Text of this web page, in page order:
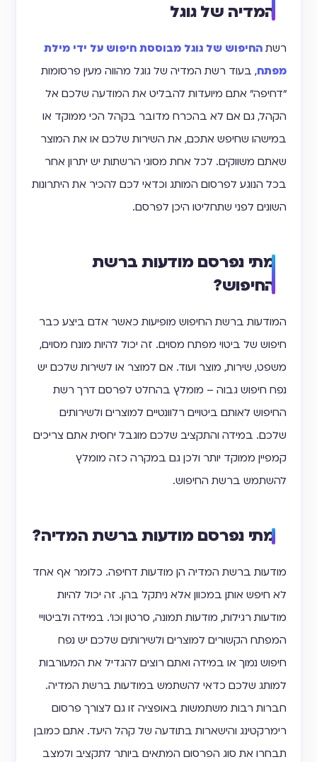
המדיה של גוגל
רשת החיפוש של גוגל מבוססת חיפוש על ידי מילת
מפתח, בעוד רשת המדיה של גוגל מהווה מעין פרסומות
"דחיפה" אתם מיועדות להבליט את המודעה שלכם אל
הקהל, גם אם לא בהכרח מדובר בקהל הכי ממוקד או
במישהו שחיפש אתכם, את השירות שלכם או את המוצר
שאתם משווקים. לכל אחת מסוגי הרשתות יש יתרון אחר
בכל הנוגע לפרסום המותג וכדאי לכם להכיר את היתרונות
השונים לפני שתחליטו היכן לפרסם.
מתי נפרסם מודעות ברשת
החיפוש?
המודעות ברשת החיפוש מופיעות כאשר אדם ביצע כבר
חיפוש של ביטוי מפתח מסוים. זה יכול להיות מונח מסוים,
משפט, שירות, מוצר ועוד. אם למוצר או לשירות שלכם יש
נפח חיפוש גבוה – מומלץ בהחלט לפרסם דרך רשת
החיפוש לאותם ביטויים רלוונטיים למוצרים ולשירותים
שלכם. במידה והתקציב שלכם מוגבל יחסית אתם צריכים
קמפיין ממוקד יותר ולכן גם במקרה כזה מומלץ
להשתמש ברשת החיפוש.
מתי נפרסם מודעות ברשת המדיה?
מודעות ברשת המדיה הן מודעות דחיפה. כלומר אף אחד
לא חיפש אותן במכוון אלא ניתקל בהן. זה יכול להיות
מודעות רגילות, מודעות תמונה, סרטון וכו'. במידה ולביטויי
המפתח הקשורים למוצרים ולשירותים שלכם יש נפח
חיפוש נמוך או במידה ואתם רוצים להגדיל את המעורבות
למותג שלכם כדאי להשתמש במודעות ברשת המדיה.
חברות רבות משתמשות באופציה זו גם לצורך פרסום
רימרקטינג והישארות בתודעה של קהל היעד. אתם כמובן
תבחרו את סוג הפרסום המתאים ביותר לתקציב ולמצב